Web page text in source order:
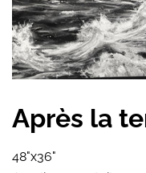
Après la
48"x36"